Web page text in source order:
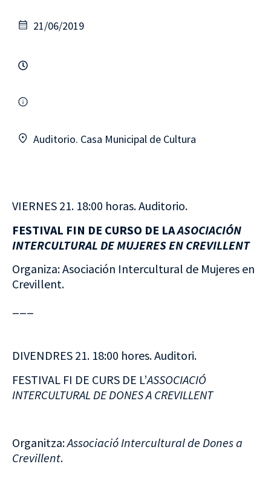
21/06/2019
Auditorio. Casa Municipal de Cultura
VIERNES 21. 18:00 horas. Auditorio.
FESTIVAL FIN DE CURSO DE LAASOCIACIÓN
INTERCULTURAL DE MUJERES EN CREVILLENT
Organiza: Asociación Intercultural de Mujeres en
Crevillent.
DIVENDRES 21. 18:00 hores. Auditori.
FESTIVAL FI DE CURS DE L’ASSOCIACIÓ
INTERCULTURAL DE DONES A CREVILLENT
Organitza:Associació Intercultural de Dones a
Crevillent.